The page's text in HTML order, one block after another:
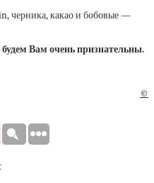
черника, какао и бобовые —
Вам очень признательны.
©